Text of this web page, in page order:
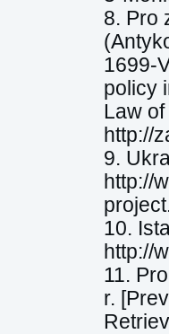
8. Pro
1699-
policy
Law
http://
9.
http://
10.
http://
11.
r.